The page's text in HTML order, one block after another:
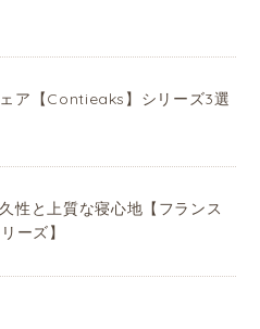
ア【Contieaks】シリーズ3選
性と上質な寝心地【フランス
ーズ】